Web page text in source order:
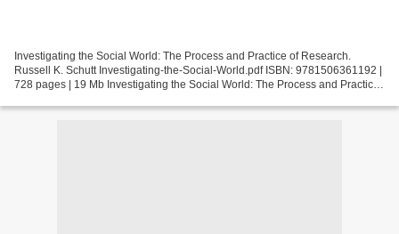
Investigating the Social World: The Process and Practice of Research.
Russell K. Schutt Investigating-the-Social-World.pdf ISBN: 9781506361192 |
728 pages | 19 Mb Investigating the Social World: The Process and Practice